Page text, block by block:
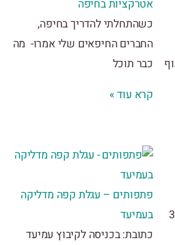
אטרקציות בחיפה
כשהתחלתי להדריך בחיפה,
החברים החיפאים שלי אמרו- מה
כבר תוכל
קרא עוד »
פתפותים – עגלת קפה מדליקה
בעמיעד
כתובת: בכניסה לקיבוץ עמיעד